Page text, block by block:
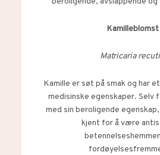
Kamilleblomst
Matricaria
Kamille er søt på smak og har
medisinske egenskaper. Selv
med sin beroligende
kjent for å være